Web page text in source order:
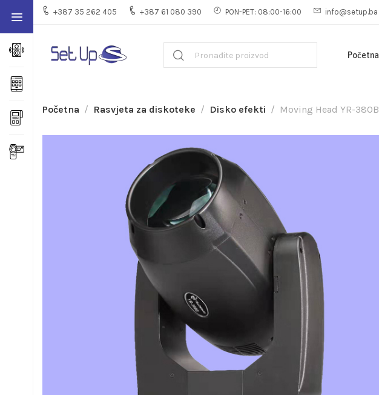
+387 35 262 405 +387 61 080 390 PON-PET: 08:00-16:00 info@setup.ba
Početna
Početna Rasvjeta za diskoteke Disko efekti Moving Head YR-380B